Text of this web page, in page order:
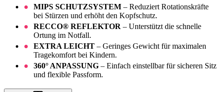
MIPS SCHUTZSYSTEM – Reduziert Rotationskräfte
bei Stürzen und erhöht den Kopfschutz.
RECCO® REFLEKTOR – Unterstützt die schnelle
Ortung im Notfall.
EXTRA LEICHT – Geringes Gewicht für maximalen
Tragekomfort bei Kindern.
360° ANPASSUNG – Einfach einstellbar für sicheren Sitz
und flexible Passform.